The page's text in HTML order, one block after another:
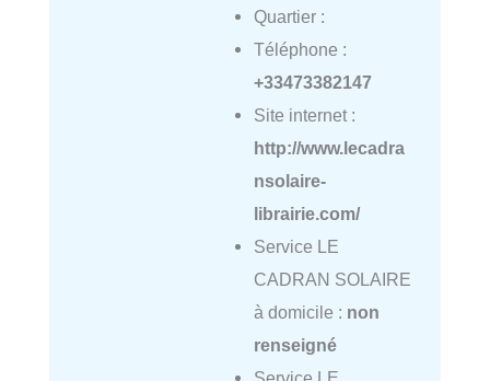
Quartier :
Téléphone :
+33473382147
Site internet :
http://www.lecadra
nsolaire-
librairie.com/
Service LE
CADRAN SOLAIRE
à domicile : non
renseigné